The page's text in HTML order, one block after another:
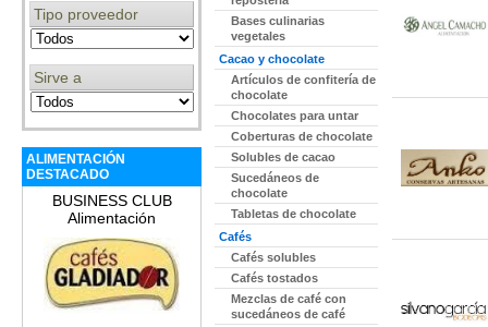
Tipo proveedor
Sirve a
ALIMENTACIÓN
DESTACADO
BUSINESS CLUB
Alimentación
Bases culinarias
vegetales
Cacao y chocolate
Artículos de confitería de
chocolate
Chocolates para untar
Coberturas de chocolate
Solubles de cacao
Sucedáneos de
chocolate
Tabletas de chocolate
Cafés
Cafés solubles
Cafés tostados
Mezclas de café con
sucedáneos de café